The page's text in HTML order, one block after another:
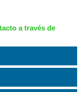
a través de